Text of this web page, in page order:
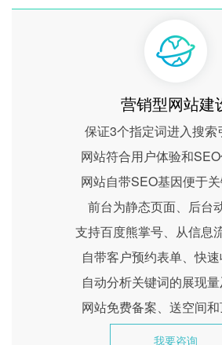
营销型网站建
保证3个指定词进入搜索
网站符合用户体验和
网站自带SEO基因便于
前台为静态页面、后台
支持百度熊掌号、从信息
自带客户预约表单、快
自动分析关键词的展现
网站免费备案、送空间
我要咨询